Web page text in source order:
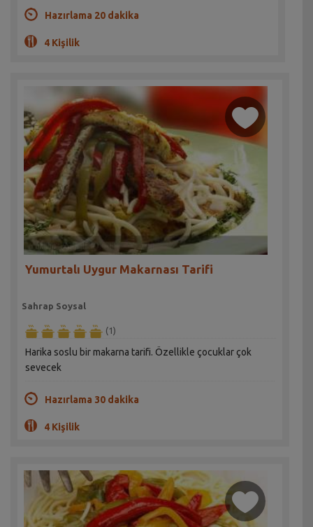
Hazırlama 20 dakika
4 Kişilik
Yumurtalı Uygur Makarnası Tarifi
Sahrap Soysal
(1)
Harika soslu bir makarna tarifi. Özellikle çocuklar çok
sevecek
Hazırlama 30 dakika
4 Kişilik